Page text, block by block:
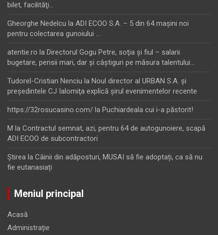
bilet, facilităţi…
Gheorghe Nedelcu la ADI ECOO S.A. – 5 din 64 maşini noi
pentru colectarea gunoiului …
atentie.ro la Directorul Gogu Petre, soţia şi fiul – salarii
bugetare, pensii mari, dar şi câştiguri pe măsura talentului…
Tudorel-Cristian Nenciu la Noul director al URBAN S.A. şi
preşedintele CJ Ialomiţa explică şirul evenimentelor recente
https://32rosucasino.com/ la Puchiardeala cui i-a păstorit!
M la Contractul semnat, azi, pentru 64 de autogunoiere, scapă
ADI ECOO de subcontractori
Ştirea la Câinii din adăposturi, MUSAI să fie adoptați, ca să nu
fie eutanasiați
Meniul principal
Acasă
Administrație